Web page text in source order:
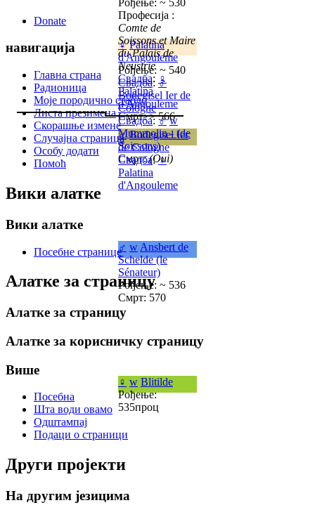
Рођење: ~ 530
Професија :
Comte de
Soissons et Maire
du Palais de
Neustrie
Свадба: ♀
Palatina
d'Angouleme
Смрт: > 566
♀ Palatina
d'Angouleme
Рођење: ~ 540
Свадба: ♂
Bodegisel Ier de
Cologne
Свадба:♂ w
Mummolin - (de
Soissons)
Смрт:(Oui)
♂ Bodegisel Ier
de Cologne
Свадба:♀
Palatina
d'Angouleme
♂ w Ansbert de
Schelde (le
Sénateur)
Рођење: ~ 536
Смрт: 570
♀ w Blitilde
Рођење:
535проц
Donate
навигација
Главна страна
Радионица
Моје породично стабло
Листа презимена
Скорашње измене
Случајна страница
Особу додати
Помоћ
Вики алатке
Вики алатке
Посебне странице
Алатке за страницу
Алатке за страницу
Алатке за корисничку страницу
Више
Посебна
Шта води овамо
Одштампај
Подаци о страници
Други пројекти
На другим језицима